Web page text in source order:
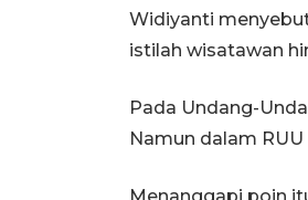
Widiyanti
istilah wisatawan
Pada Undang-
Namun dalam
Menanggapi poin